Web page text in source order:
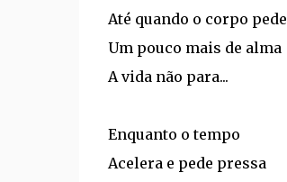
Até quando o corpo pede
Um pouco mais de alma
A vida não para...
Enquanto o tempo
Acelera e pede pressa